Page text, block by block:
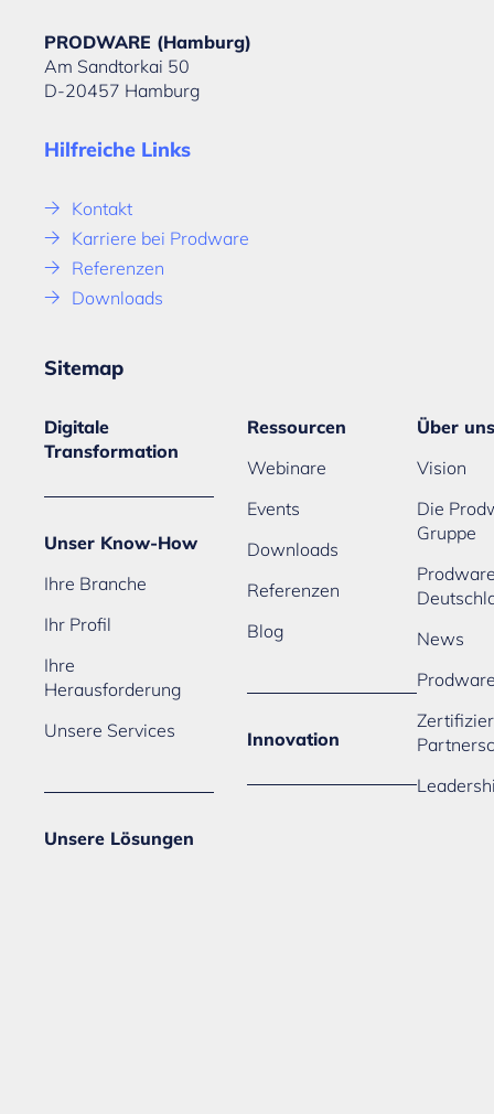
PRODWARE (Hamburg)
Am Sandtorkai 50
D-20457 Hamburg
Hilfreiche Links
Kontakt
Karriere bei Prodware
Referenzen
Downloads
Sitemap
Digitale
Transformation
Unser Know-How
Ihre Branche
Ihr Profil
Ihre
Herausforderung
Unsere Services
Unsere Lösungen
Ressourcen
Webinare
Events
Downloads
Referenzen
Blog
Innovation
Über uns
Vision
Die
Gruppe
News